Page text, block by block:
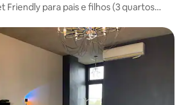
Friendly para pais e filhos (3 quartos